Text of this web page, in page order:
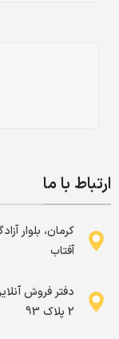
ارتباط با ما
کرمان، بلوار
آفتاب
2 پلاک 93